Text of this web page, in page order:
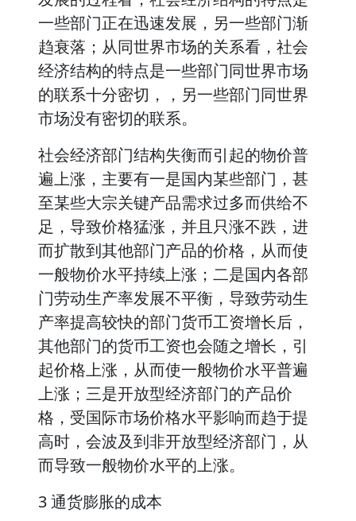
一些部门正在迅速发展，另一些部门渐
趋衰落；从同世界市场的关系看，社会
经济结构的特点是一些部门同世界市场
的联系十分密切，，另一些部门同世界
市场没有密切的联系。
社会经济部门结构失衡而引起的物价普
遍上涨，主要有一是国内某些部门，甚
至某些大宗关键产品需求过多而供给不
足，导致价格猛涨，并且只涨不跌，进
而扩散到其他部门产品的价格，从而使
一般物价水平持续上涨；二是国内各部
门劳动生产率发展不平衡，导致劳动生
产率提高较快的部门货币工资增长后，
其他部门的货币工资也会随之增长，引
起价格上涨，从而使一般物价水平普遍
上涨；三是开放型经济部门的产品价
格，受国际市场价格水平影响而趋于提
高时，会波及到非开放型经济部门，从
而导致一般物价水平的上涨。
3 通货膨胀的成本